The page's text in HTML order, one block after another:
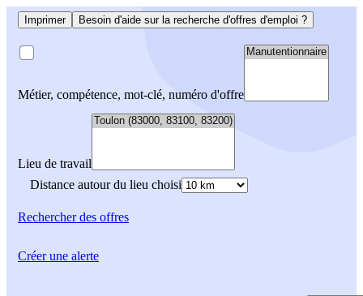
Imprimer Besoin d'aide sur la recherche d'offres d'emploi ?
Métier, compétence, mot-clé, numéro d'offre
Lieu de travail
Distance autour du lieu choisi
Rechercherdes offres
Créer une alerte